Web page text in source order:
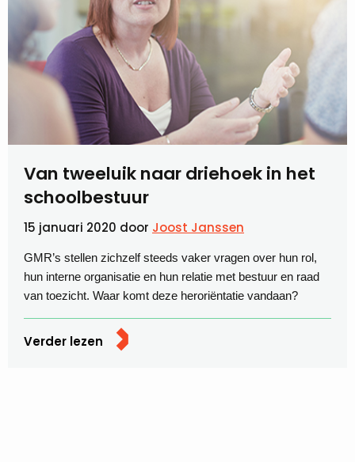
Van tweeluik naar driehoek in het
schoolbestuur
15 januari 2020 door Joost Janssen
GMR’s stellen zichzelf steeds vaker vragen over hun rol,
hun interne organisatie en hun relatie met bestuur en raad
van toezicht. Waar komt deze heroriëntatie vandaan?
Verder lezen